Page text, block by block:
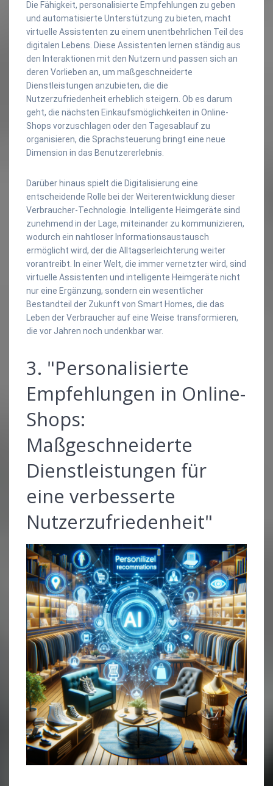
Die Fähigkeit, personalisierte Empfehlungen zu geben
und automatisierte Unterstützung zu bieten, macht
virtuelle Assistenten zu einem unentbehrlichen Teil des
digitalen Lebens. Diese Assistenten lernen ständig aus
den Interaktionen mit den Nutzern und passen sich an
deren Vorlieben an, um maßgeschneiderte
Dienstleistungen anzubieten, die die
Nutzerzufriedenheit erheblich steigern. Ob es darum
geht, die nächsten Einkaufsmöglichkeiten in Online-
Shops vorzuschlagen oder den Tagesablauf zu
organisieren, die Sprachsteuerung bringt eine neue
Dimension in das Benutzererlebnis.
Darüber hinaus spielt die Digitalisierung eine
entscheidende Rolle bei der Weiterentwicklung dieser
Verbraucher-Technologie. Intelligente Heimgeräte sind
zunehmend in der Lage, miteinander zu kommunizieren,
wodurch ein nahtloser Informationsaustausch
ermöglicht wird, der die Alltagserleichterung weiter
vorantreibt. In einer Welt, die immer vernetzter wird, sind
virtuelle Assistenten und intelligente Heimgeräte nicht
nur eine Ergänzung, sondern ein wesentlicher
Bestandteil der Zukunft von Smart Homes, die das
Leben der Verbraucher auf eine Weise transformieren,
die vor Jahren noch undenkbar war.
3. "Personalisierte
Empfehlungen in Online-
Shops:
Maßgeschneiderte
Dienstleistungen für
eine verbesserte
Nutzerzufriedenheit"